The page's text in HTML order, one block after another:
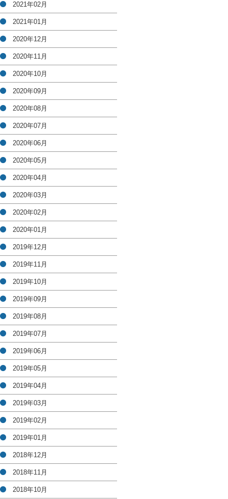
2021年02月
2021年01月
2020年12月
2020年11月
2020年10月
2020年09月
2020年08月
2020年07月
2020年06月
2020年05月
2020年04月
2020年03月
2020年02月
2020年01月
2019年12月
2019年11月
2019年10月
2019年09月
2019年08月
2019年07月
2019年06月
2019年05月
2019年04月
2019年03月
2019年02月
2019年01月
2018年12月
2018年11月
2018年10月